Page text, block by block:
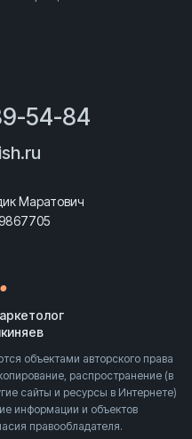
54-84
Маратович
объектами авторского права
распространение (в
сайты и ресурсы в Интернете)
информации и объектов
правообладателя.